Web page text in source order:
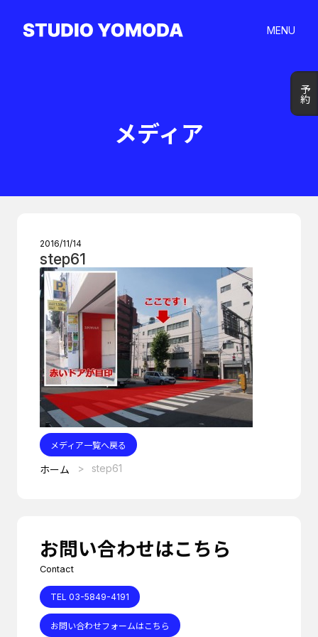
MENU
予約
予約
メディア
2016/11/14
step61
メディア一覧へ戻る
ホーム step61
お問い合わせはこちら
Contact
TEL 03-5849-4191
お問い合わせフォームはこちら